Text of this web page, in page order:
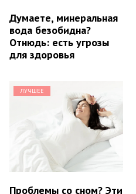
Думаете, минеральная
вода безобидна?
Отнюдь: есть угрозы
для здоровья
ЛУЧШЕЕ
Проблемы со сном? Эти